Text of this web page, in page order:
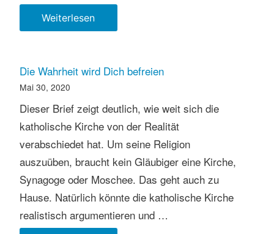
WeiterlesenRevolution
mit
Die Wahrheit wird Dich befreien
Mai 30, 2020
Dieser Brief zeigt deutlich, wie weit sich die
katholische Kirche von der Realität
verabschiedet hat. Um seine Religion
auszuüben, braucht kein Gläubiger eine Kirche,
Synagoge oder Moschee. Das geht auch zu
Hause. Natürlich könnte die katholische Kirche
realistisch argumentieren und …